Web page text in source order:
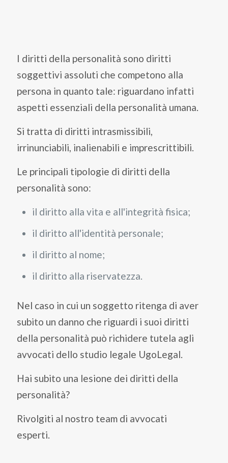
I diritti della personalità sono diritti
soggettivi assoluti che competono alla
persona in quanto tale: riguardano infatti
aspetti essenziali della personalità umana.
Si tratta di diritti intrasmissibili,
irrinunciabili, inalienabili e imprescrittibili.
Le principali tipologie di diritti della
personalità sono:
il diritto alla vita e all'integrità fisica;
il diritto all'identità personale;
il diritto al nome;
il diritto alla riservatezza.
Nel caso in cui un soggetto ritenga di aver
subito un danno che riguardi i suoi diritti
della personalità può richidere tutela agli
avvocati dello studio legale UgoLegal.
Hai subito una lesione dei diritti della
personalità?
Rivolgiti al nostro team di avvocati
esperti.